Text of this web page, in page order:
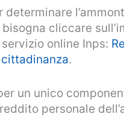
determinare
cliccare
online Inps:
.
un unico
personale